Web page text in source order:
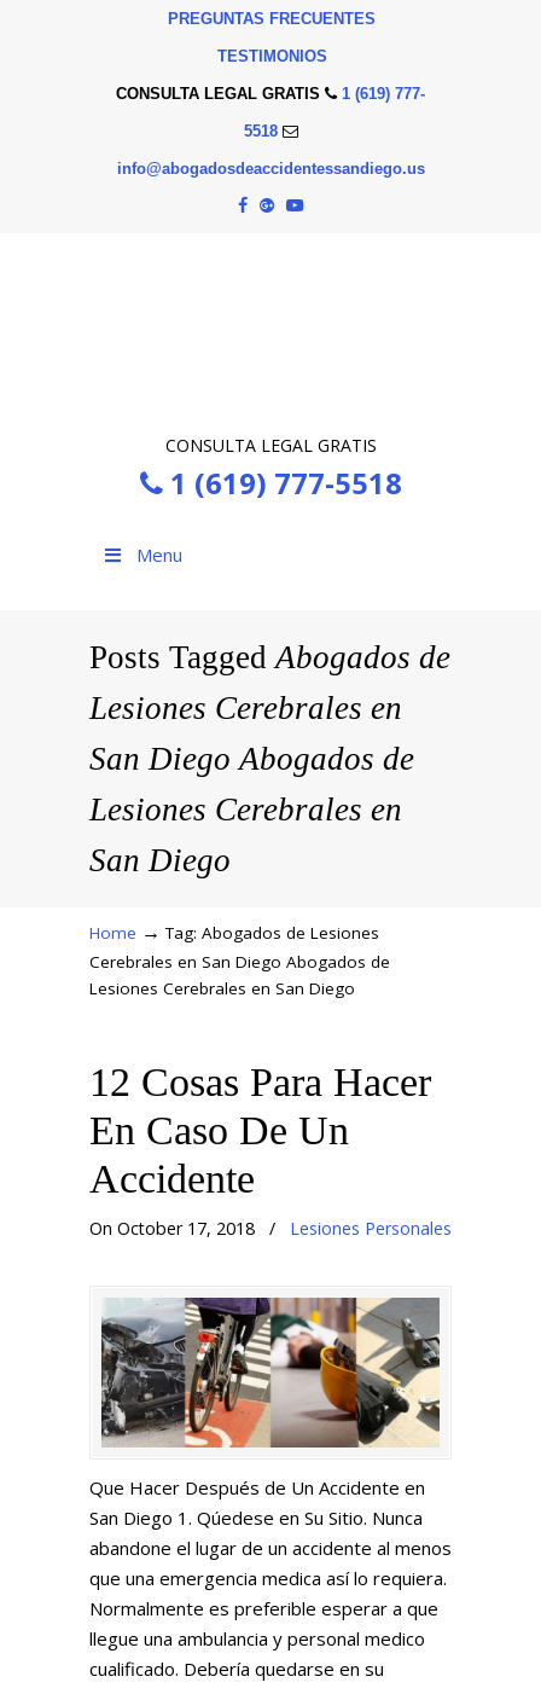
PREGUNTAS FRECUENTES
TESTIMONIOS
CONSULTA LEGAL GRATIS 1 (619) 777-
5518
info@abogadosdeaccidentessandiego.us
CONSULTA LEGAL GRATIS
1 (619) 777-5518
Menu
Posts TaggedAbogados de
Lesiones Cerebrales en
San Diego Abogados de
Lesiones Cerebrales en
San Diego
Home →Tag: Abogados de Lesiones
Cerebrales en San Diego Abogados de
Lesiones Cerebrales en San Diego
12 Cosas Para Hacer
En Caso De Un
Accidente
On October 17, 2018 / Lesiones Personales
Que Hacer Después de Un Accidente en
San Diego 1. Qúedese en Su Sitio. Nunca
abandone el lugar de un accidente al menos
que una emergencia medica así lo requiera.
Normalmente es preferible esperar a que
llegue una ambulancia y personal medico
cualificado. Debería quedarse en su